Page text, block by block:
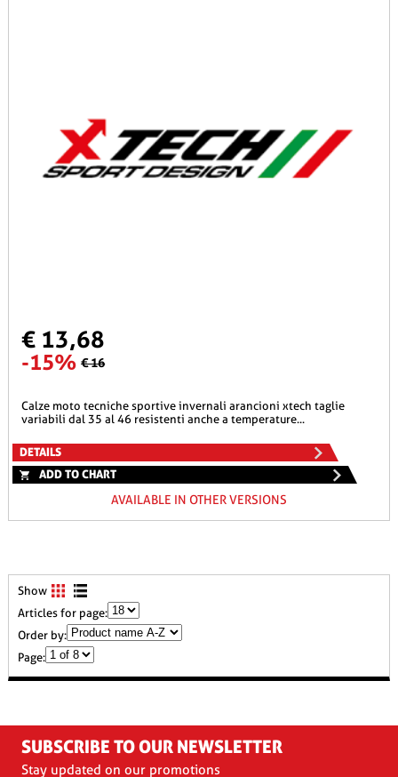
€ 13,68
-15% € 16
calze moto tecniche sportive invernali arancioni xtech taglie
variabili dal 35 al 46 resistenti anche a temperature...
DETAILS
ADD TO CHART
AVAILABLE IN OTHER VERSIONS
Show
Articles for page:
Order by:
Page:
SUBSCRIBE TO OUR NEWSLETTER
Stay updated on our promotions